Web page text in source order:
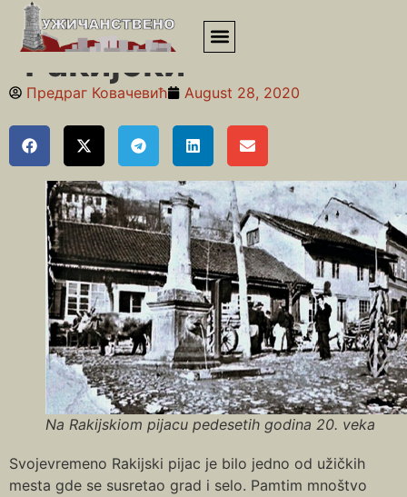
Почетна»Ракијски пијац» “Ракијски”
“Ракијски”
Предраг Ковачевић August 28, 2020
Na Rakijskiom pijacu pedesetih godina 20. veka
Svojevremeno Rakijski pijac je bilo jedno od užičkih
mesta gde se susretao grad i selo. Pamtim mnoštvo